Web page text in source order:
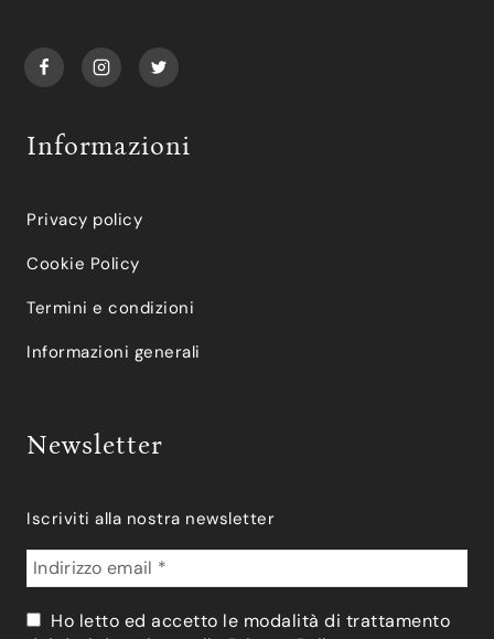
Informazioni
Privacy policy
Cookie Policy
Termini e condizioni
Informazioni generali
Newsletter
Iscriviti alla nostra newsletter
Ho letto ed accetto le modalità di trattamento